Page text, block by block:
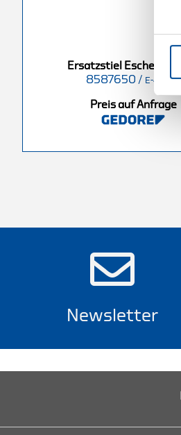
Ersatzstiel Esche 250
8587650 / E-4 E-50
Preis auf Anfrage
Ersatzstiel
8588890
Preis
Newsletter